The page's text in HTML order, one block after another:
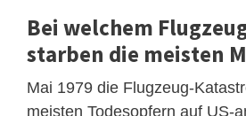
Bei welchem
starben die meisten
Mai 1979 die Flugzeug-
meisten Todesopfern auf US-